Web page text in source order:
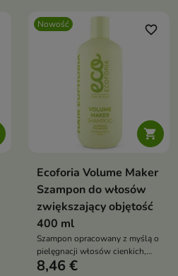
Nowość

favorite_border
Ecoforia Volume Maker
Szampon do włosów
zwiększający objętość
400 ml
Szampon opracowany z myślą o
pielęgnacji włosów cienkich,
delikatnych i pozbawionych
8,46 €